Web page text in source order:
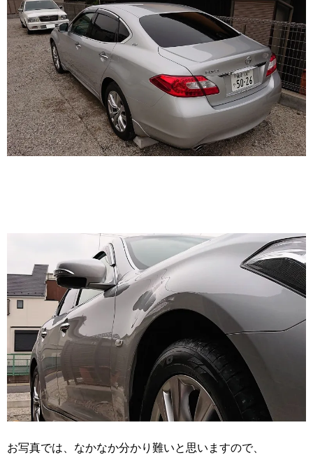
お写真では、なかなか分かり難いと思いますので、